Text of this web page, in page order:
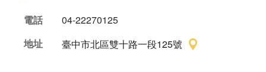
電話
04-22270125
地址
臺中市北區雙十路一段125號